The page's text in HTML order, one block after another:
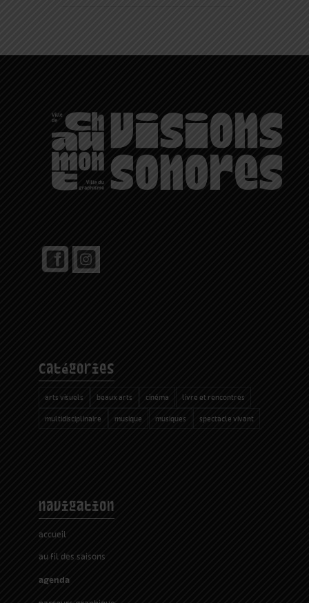
catégories
arts visuels beaux arts cinéma livre et rencontres
multidisciplinaire musique musiques spectacle vivant
navigation
accueil
au fil des saisons
agenda